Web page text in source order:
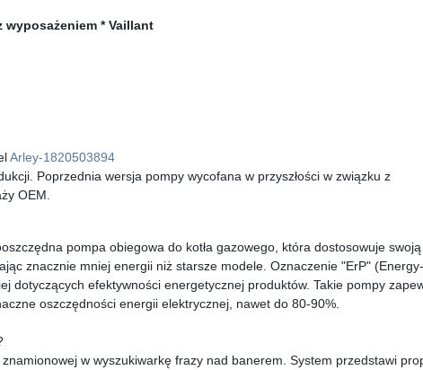
wyposażeniem * Vaillant
Arley-1820503894
Poprzednia wersja pompy wycofana w przyszłości w związku z
OEM.
pompa obiegowa do kotła gazowego, która dostosowuje swoją
znacznie mniej energii niż starsze modele. Oznaczenie "ErP" (Energy-
dotyczących efektywności energetycznej produktów. Takie pompy
oszczędności energii elektrycznej, nawet do 80-90%.
w wyszukiwarkę frazy nad banerem. System przedstawi